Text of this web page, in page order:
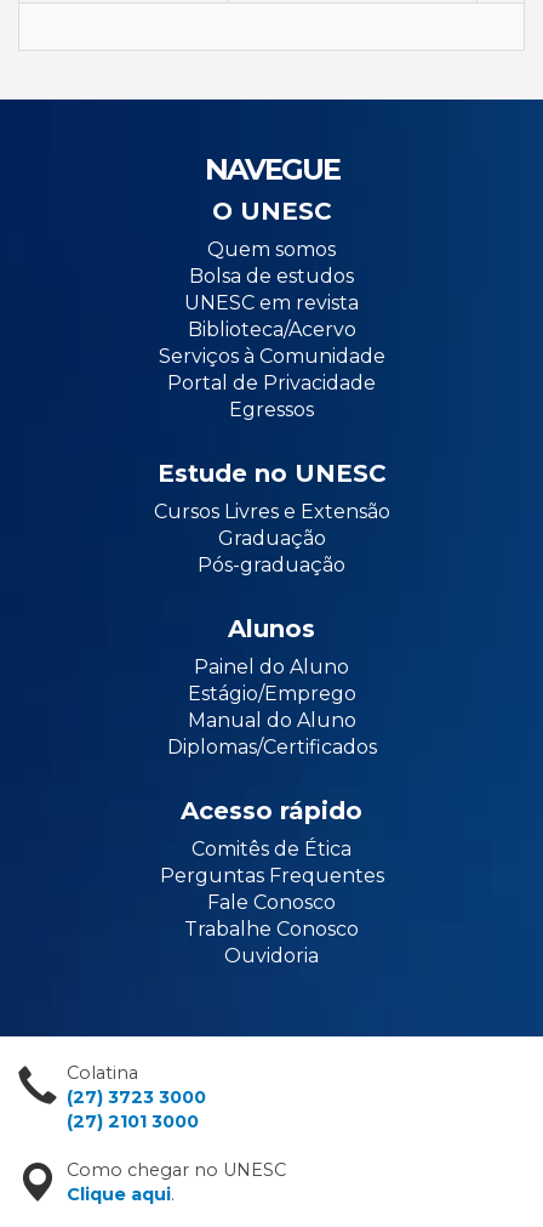
NAVEGUE
O UNESC
Quem somos
Bolsa de estudos
UNESC em revista
Biblioteca/Acervo
Serviços à Comunidade
Portal de Privacidade
Egressos
Estude no UNESC
Cursos Livres e Extensão
Graduação
Pós-graduação
Alunos
Painel do Aluno
Estágio/Emprego
Manual do Aluno
Diplomas/Certificados
Acesso rápido
Comitês de Ética
Perguntas Frequentes
Fale Conosco
Trabalhe Conosco
Ouvidoria
Colatina
(27) 3723 3000
(27) 2101 3000
Como chegar no UNESC
Clique aqui.